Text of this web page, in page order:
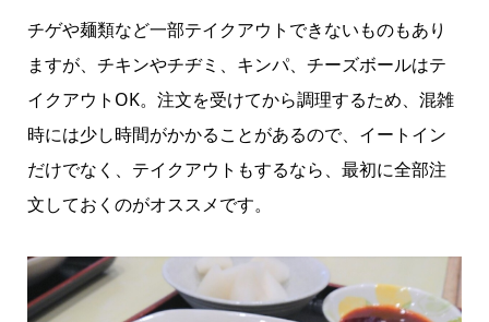
チゲや麺類など一部テイクアウトできないものもあり
ますが、チキンやチヂミ、キンパ、チーズボールはテ
イクアウトOK。注文を受けてから調理するため、混雑
時には少し時間がかかることがあるので、イートイン
だけでなく、テイクアウトもするなら、最初に全部注
文しておくのがオススメです。